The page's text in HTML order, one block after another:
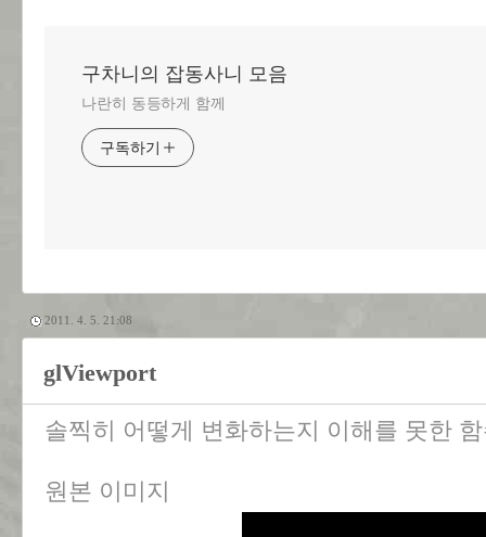
구차니의 잡동사니 모음
나란히 동등하게 함께
구독하기
2011. 4. 5. 21:08
glViewport
솔찍히 어떻게 변화하는지 이해를 못한
원본 이미지